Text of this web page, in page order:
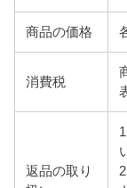
商品の価格
消費税
返品の取り